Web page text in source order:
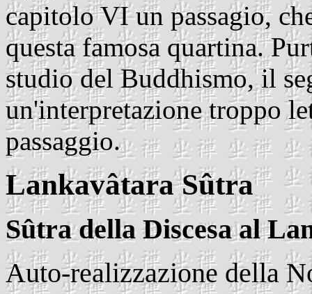
capitolo VI un passagio,
questa famosa quartina.
studio del Buddhismo, il
un'interpretazione troppo
passaggio.
Lankavâtara Sûtra
Sûtra della Discesa al
Auto-realizzazione della